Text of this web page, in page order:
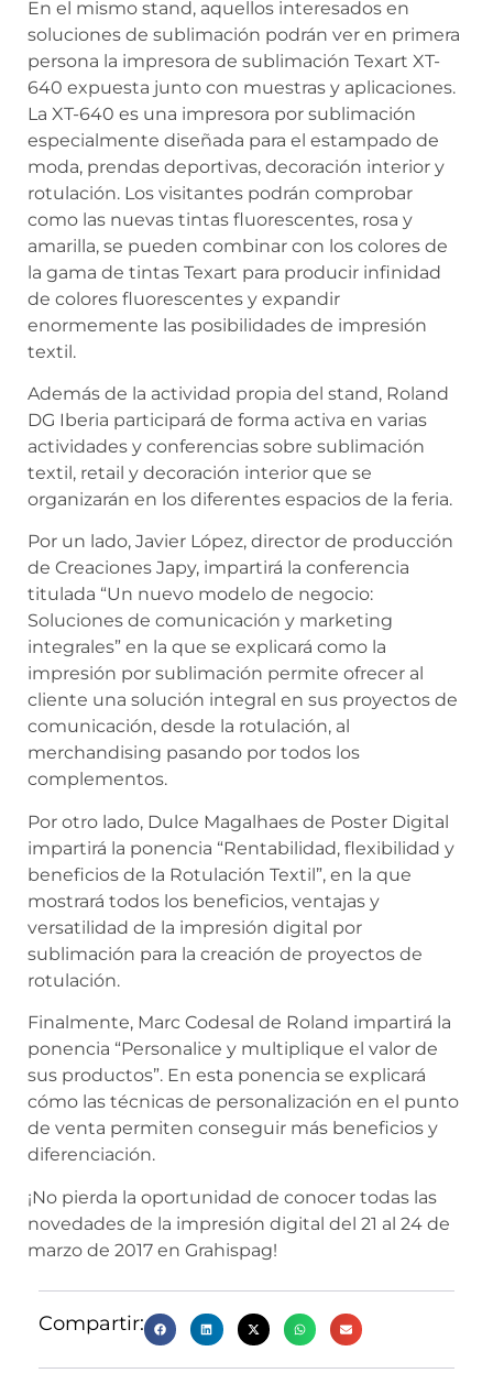
En el mismo stand, aquellos interesados en
soluciones de sublimación podrán ver en primera
persona la impresora de sublimación Texart XT-
640 expuesta junto con muestras y aplicaciones.
La XT-640 es una impresora por sublimación
especialmente diseñada para el estampado de
moda, prendas deportivas, decoración interior y
rotulación. Los visitantes podrán comprobar
como las nuevas tintas fluorescentes, rosa y
amarilla, se pueden combinar con los colores de
la gama de tintas Texart para producir infinidad
de colores fluorescentes y expandir
enormemente las posibilidades de impresión
textil.
Además de la actividad propia del stand, Roland
DG Iberia participará de forma activa en varias
actividades y conferencias sobre sublimación
textil, retail y decoración interior que se
organizarán en los diferentes espacios de la feria.
Por un lado, Javier López, director de producción
de Creaciones Japy, impartirá la conferencia
titulada “Un nuevo modelo de negocio:
Soluciones de comunicación y marketing
integrales” en la que se explicará como la
impresión por sublimación permite ofrecer al
cliente una solución integral en sus proyectos de
comunicación, desde la rotulación, al
merchandising pasando por todos los
complementos.
Por otro lado, Dulce Magalhaes de Poster Digital
impartirá la ponencia “Rentabilidad, flexibilidad y
beneficios de la Rotulación Textil”, en la que
mostrará todos los beneficios, ventajas y
versatilidad de la impresión digital por
sublimación para la creación de proyectos de
rotulación.
Finalmente, Marc Codesal de Roland impartirá la
ponencia “Personalice y multiplique el valor de
sus productos”. En esta ponencia se explicará
cómo las técnicas de personalización en el punto
de venta permiten conseguir más beneficios y
diferenciación.
¡No pierda la oportunidad de conocer todas las
novedades de la impresión digital del 21 al 24 de
marzo de 2017 en Grahispag!
Compartir: